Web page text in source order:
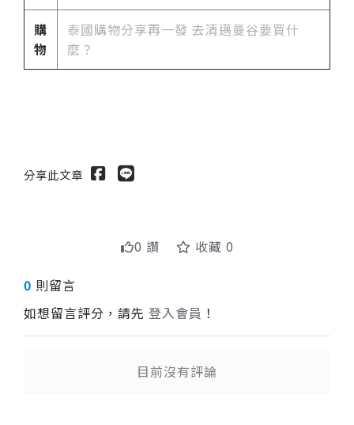
購
物
泰國購物分享再一發 去清邁曼谷要買什
麼？
分享此文章
0 讚 收藏 0
0 則留言
如想留言評分，請先 登入會員 ！
目前沒有評論